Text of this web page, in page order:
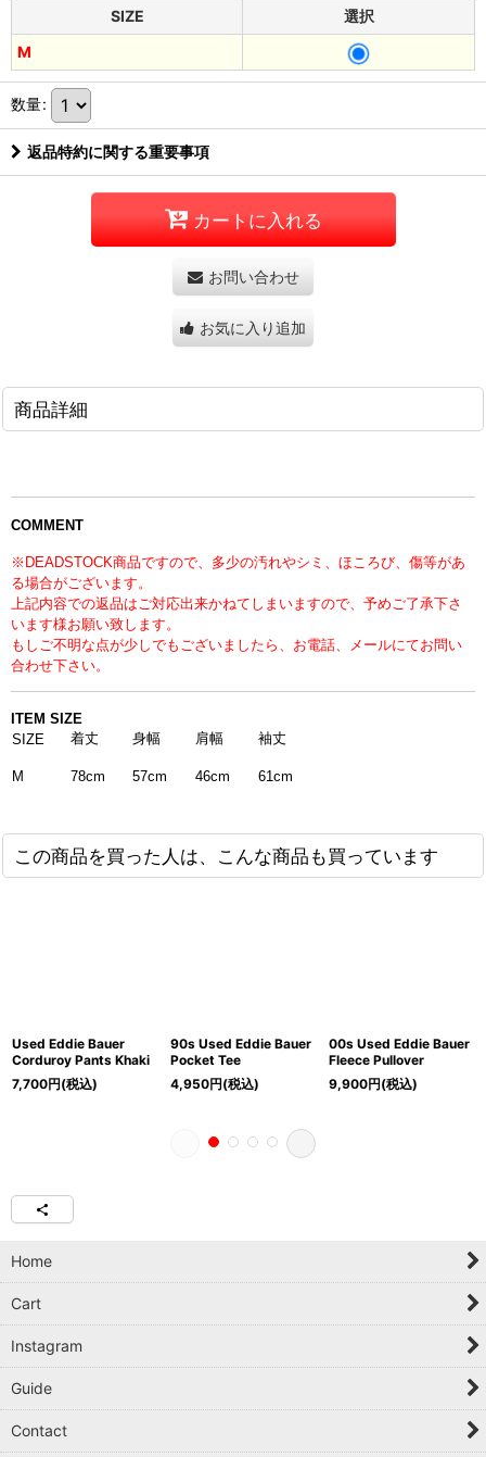
SIZE
選択
M
数量:
返品特約に関する重要事項
カートに入れる
お問い合わせ
お気に入り追加
商品詳細
COMMENT
※DEADSTOCK商品ですので、多少の汚れやシミ、ほころび、傷等があ
る場合がございます。
上記内容での返品はご対応出来かねてしまいますので、予めご了承下さ
います様お願い致します。
もしご不明な点が少しでもございましたら、お電話、メールにてお問い
合わせ下さい。
ITEM SIZE
SIZE
着丈 身幅 肩幅 袖丈
M 78cm 57cm 46cm 61cm
この商品を買った人は、こんな商品も買っています
Used Eddie Bauer
Corduroy Pants Khaki
7,700円(税込)
90s Used Eddie Bauer
Pocket Tee
4,950円(税込)
00s Used Eddie Bauer
Fleece Pullover
9,900円(税込)
Home
Cart
Instagram
Guide
Contact